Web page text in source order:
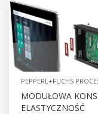
PEPPERL+FUCHS
MODUŁOWA
ELASTYCZNOŚĆ